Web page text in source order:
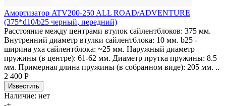
Амортизатор ATV200-250 ALL ROAD/ADVENTURE
(375*d10/b25 черный, передний)
Расстояние между центрами втулок сайлентблоков: 375 мм.
Внутренний диаметр втулки сайлентблока: 10 мм. b25 -
ширина уха сайлентблока: ~25 мм. Наружный диаметр
пружины (в центре): 61-62 мм. Диаметр прутка пружины: 8.5
мм. Примерная длина пружины (в собранном виде): 205 мм. ..
2 400 Р
Наличие: нет